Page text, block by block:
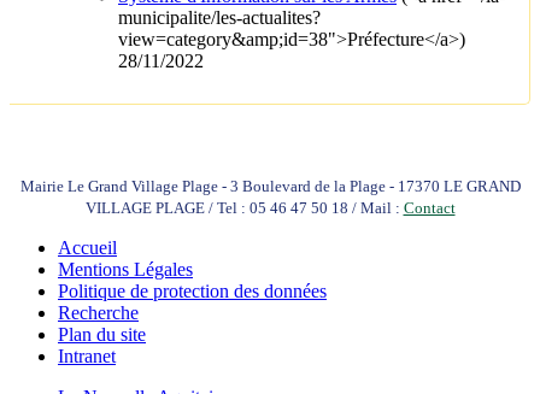
municipalite/les-actualites?
view=category&amp;id=38">Préfecture</a>)
28/11/2022
Mairie Le Grand Village Plage - 3 Boulevard de la Plage - 17370 LE GRAND
VILLAGE PLAGE / Tel : 05 46 47 50 18 / Mail : Contact
Accueil
Mentions Légales
Politique de protection des données
Recherche
Plan du site
Intranet